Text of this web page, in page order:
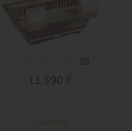
(0)
11 590 ₸